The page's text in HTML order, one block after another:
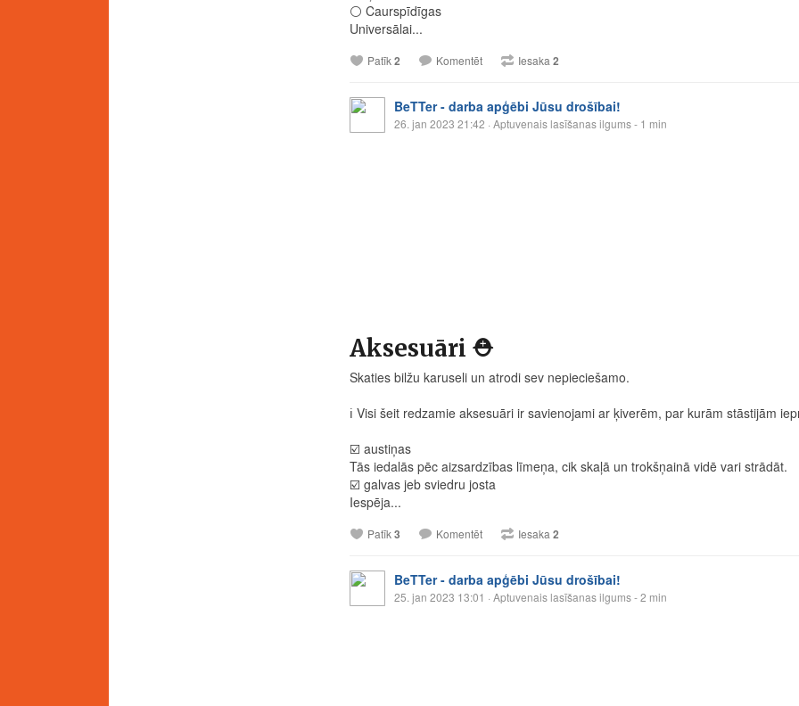
⚪️ Caurspīdīgas
Universālai...
Patīk2 Komentēt Iesaka 2
BeTTer - darba apģēbi Jūsu drošībai!
26. jan 2023 21:42 · Aptuvenais lasīšanas ilgums - 1 min
Aksesuāri ⛑️
Skaties bilžu karuseli un atrodi sev nepieciešamo.
ℹ️ Visi šeit redzamie aksesuāri ir savienojami ar ķiverēm, par kurām stāstijām
☑️ austiņas
Tās iedalās pēc aizsardzības līmeņa, cik skaļā un trokšņainā vidē vari strādāt.
☑️ galvas jeb sviedru josta
Iespēja...
Patīk3 Komentēt Iesaka 2
BeTTer - darba apģēbi Jūsu drošībai!
25. jan 2023 13:01 · Aptuvenais lasīšanas ilgums - 2 min